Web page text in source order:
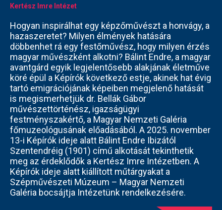
Kertész Imre Intézet
Hogyan inspirálhat egy képzőművészt a honvágy, a
hazaszeretet? Milyen élmények hatására
döbbenhet rá egy festőművész, hogy milyen érzés
magyar művészként alkotni? Bálint Endre, a magyar
avantgárd egyik legjelentősebb alakjának életműve
köré épül a Képírók következő estje, akinek hat évig
tartó emigrációjának képeiben megjelenő hatását
is megismerhetjük dr. Bellák Gábor
művészettörténész, igazságügyi
festményszakértő, a Magyar Nemzeti Galéria
főmuzeológusának előadásából. A 2025. november
13-i Képírók ideje alatt Bálint Endre Ibizától
Szentendréig (1901) című alkotását tekinthetik
meg az érdeklődők a Kertész Imre Intézetben. A
Képírók ideje alatt kiállított műtárgyakat a
Szépművészeti Múzeum – Magyar Nemzeti
Galéria bocsájtja Intézetünk rendelkezésére.